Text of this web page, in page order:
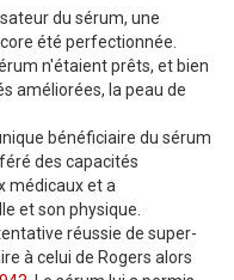
du sérum, une
été perfectionnée.
n'étaient prêts, et bien
améliorées, la peau de
bénéficiaire du sérum
des capacités
médicaux et a
et son physique.
réussie de super-
à celui de Rogers alors